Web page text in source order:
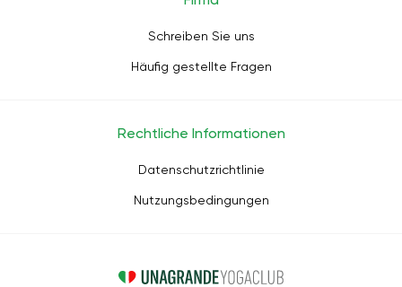
Schreiben Sie uns
Häufig gestellte Fragen
Rechtliche Informationen
Datenschutzrichtlinie
Nutzungsbedingungen